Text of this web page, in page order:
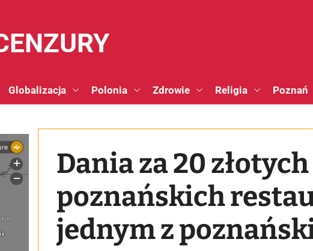
Globalizacja Polonia Zdrowie Religia Poznań
Dania za 20
poznańskich
jednym z